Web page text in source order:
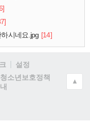
시네요.jpg [14]
설정
청소년보호정책
▲